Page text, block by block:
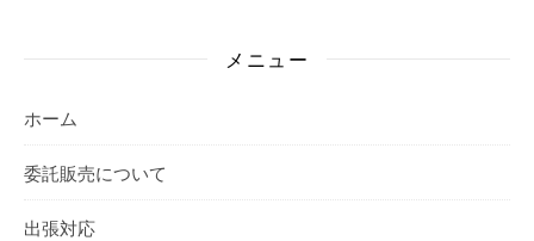
メニュー
ホーム
委託販売について
出張対応